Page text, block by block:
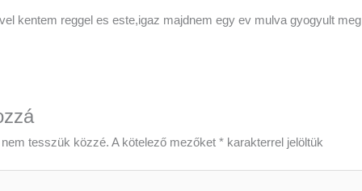
kentem reggel es este,igaz majdnem egy ev mulva gyogyult meg
tesszük közzé. A kötelező mezőket * karakterrel jelöltük